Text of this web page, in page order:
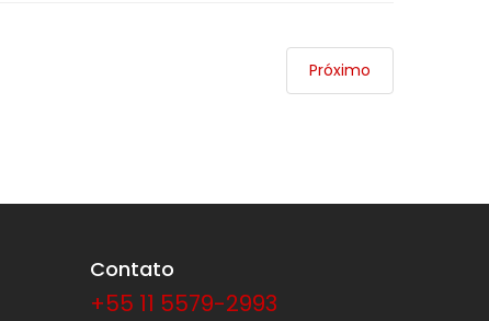
Próximo
Contato
+55 11 5579-2993